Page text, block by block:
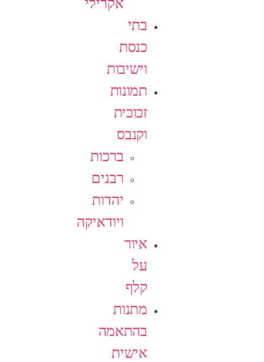
בתי
כנסת
וישיבות
תמונות
זכוכית
וקנבס
ברכות
רבנים
יהדות
ויודאיקה
איור
על
קלף
מתנות
בהתאמה
אישית